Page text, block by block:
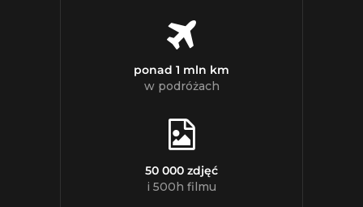
ponad 1 mln km
w podróżach
50 000 zdjęć
i 500h filmu